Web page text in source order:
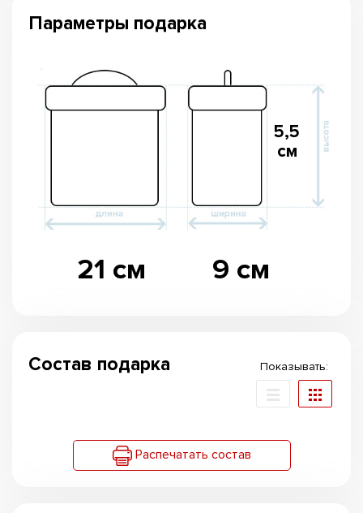
Параметры подарка
21 см 9 см
5,5
см
Состав подарка Показывать:
Распечатать состав